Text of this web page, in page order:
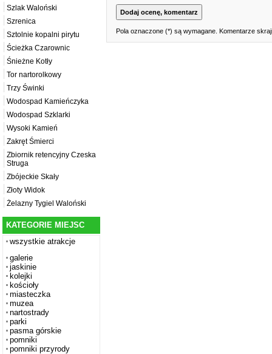
Szlak Waloński
Szrenica
Sztolnie kopalni pirytu
Ścieżka Czarownic
Śnieżne Kotły
Tor nartorolkowy
Trzy Świnki
Wodospad Kamieńczyka
Wodospad Szklarki
Wysoki Kamień
Zakręt Śmierci
Zbiornik retencyjny Czeska
Struga
Zbójeckie Skały
Złoty Widok
Żelazny Tygiel Waloński
KATEGORIE MIEJSC
wszystkie atrakcje
galerie
jaskinie
kolejki
kościoły
miasteczka
muzea
nartostrady
parki
pasma górskie
pomniki
pomniki przyrody
Pola oznaczone (*) są wymagane. Komentarze